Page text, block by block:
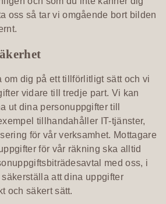
oss så tar vi omgående bort bilden
om dig på ett tillförlitligt sätt och vi
vidare till tredje part. Vi kan
ut dina personuppgifter till
tillhandahåller IT-tjänster,
för vår verksamhet. Mottagare
för vår räkning ska alltid
med oss, i
att dina uppgifter
och säkert sätt.